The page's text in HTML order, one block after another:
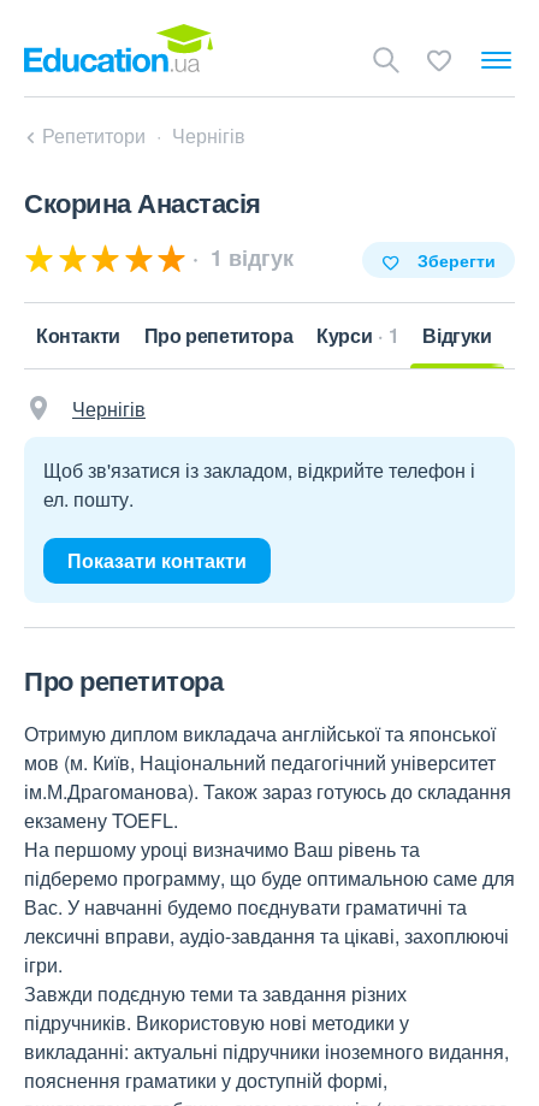
Репетитори Чернігів
Скорина Анастасія
1 відгук Зберегти
Контакти Про репетитора Курси 1 Відгуки
Чернігів
Щоб зв'язатися із закладом, відкрийте телефон і
ел. пошту.
Показати контакти
Про репетитора
Отримую диплом викладача англійської та японської
мов (м. Київ, Національний педагогічний університет
ім.М.Драгоманова). Також зараз готуюсь до складання
екзамену TOEFL.
На першому уроці визначимо Ваш рівень та
підберемо программу, що буде оптимальною саме для
Вас. У навчанні будемо поєднувати граматичні та
лексичні вправи, аудіо-завдання та цікаві, захоплюючі
ігри.
Завжди подєдную теми та завдання різних
підручників. Використовую нові методики у
викладанні: актуальні підручники іноземного видання,
пояснення граматики у доступній формі,